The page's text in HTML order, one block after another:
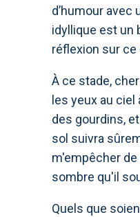
d’humour
idyllique est un
réflexion sur ce
À ce stade,
les yeux au
des gourdins,
sol suivra
m'empêcher
sombre qu'il
Quels que